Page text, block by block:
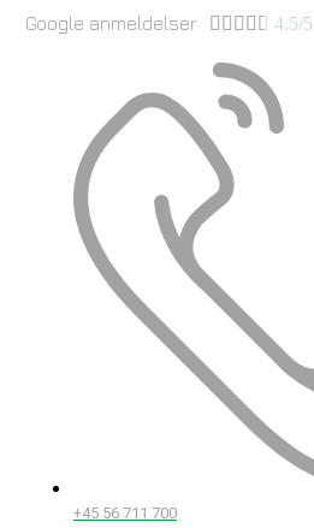
Google anmeldelser      4.5/5
+45 56 711 700